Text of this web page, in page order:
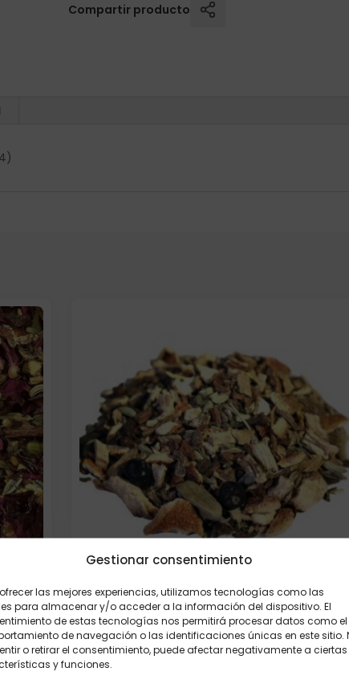
Gestionar consentimiento
las mejores experiencias, utilizamos tecnologías como las
para almacenar y/o acceder a la información del dispositivo. El
de estas tecnologías nos permitirá procesar datos como el
de navegación o las identificaciones únicas en este sitio.
o retirar el consentimiento, puede afectar negativamente a ciertas
y funciones.
Compartir producto
Pitta Infusión Ayurveda "Vitalidad Femenina"
50 gr.
3,10€
Elige:Peso/formato